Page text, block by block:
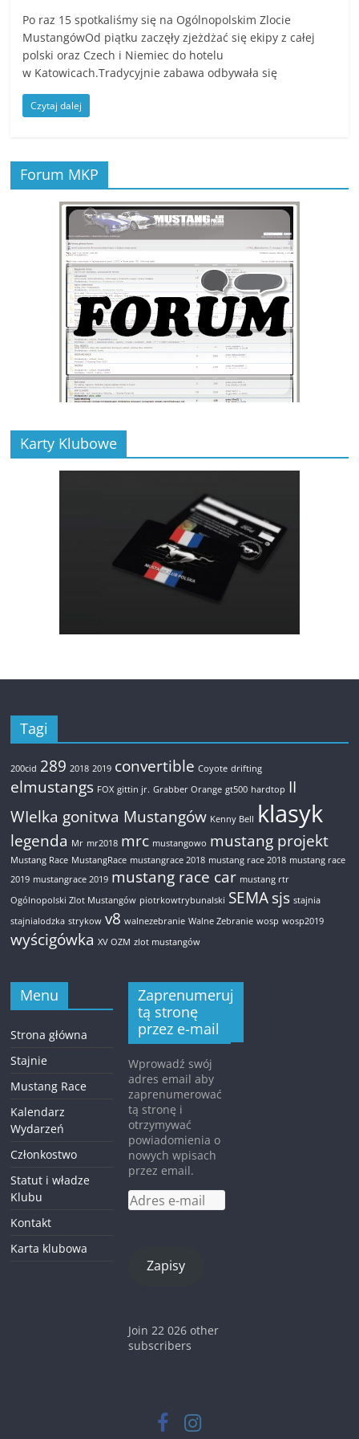
Po raz 15 spotkaliśmy się na Ogólnopolskim Zlocie
MustangówOd piątku zaczęły zjeżdżać się ekipy z całej
polski oraz Czech i Niemiec do hotelu
w Katowicach.Tradycyjnie zabawa odbywała się
Czytaj dalej
Forum MKP
Karty Klubowe
Tagi
200cid 289 2018 2019 convertible Coyote drifting
elmustangs FOX gittin jr. Grabber Orange gt500 hardtop II
WIelka gonitwa Mustangów Kenny Bell klasyk
legenda Mr mr2018 mrc mustangowo mustang projekt
Mustang Race MustangRace mustangrace 2018 mustang race 2018 mustang race
2019 mustangrace 2019 mustang race car mustang rtr
Ogólnopolski Zlot Mustangów piotrkowtrybunalski SEMAsjs stajnia
stajnialodzka strykow v8 walnezebranie Walne Zebranie wosp wosp2019
wyścigówka XV OZM zlot mustangów
Menu
Strona główna
Stajnie
Mustang Race
Kalendarz
Wydarzeń
Członkostwo
Statut i władze
Klubu
Kontakt
Karta klubowa
Zaprenumeruj
tą stronę
przez e-mail
Wprowadź swój
adres email aby
zaprenumerować
tą stronę i
otrzymywać
powiadomienia o
nowych wpisach
przez email.
Adres
e-
Zapisy
Join 22 026 other
subscribers